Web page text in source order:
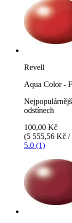
Revell
Aqua Color -
odstínech
100,00 Kč
(5 555,56 Kč /
5.0 (1)